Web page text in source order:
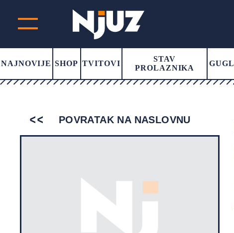
NAJNOVIJE SHOP TVITOVI
STAV
PROLAZNIKA
GUGL
POVRATAK NA NASLOVNU